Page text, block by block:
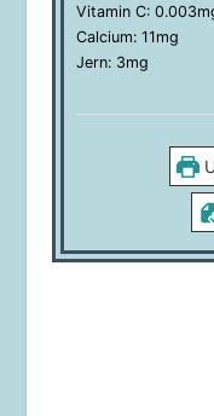
Vitamin C: 0.003
Calcium: 11mg
Jern: 3mg